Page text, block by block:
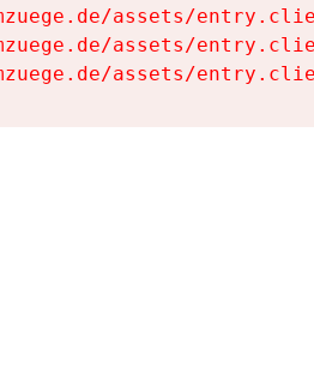
assets/
assets/
assets/